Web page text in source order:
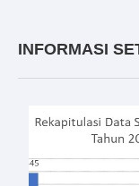
INFORMASI